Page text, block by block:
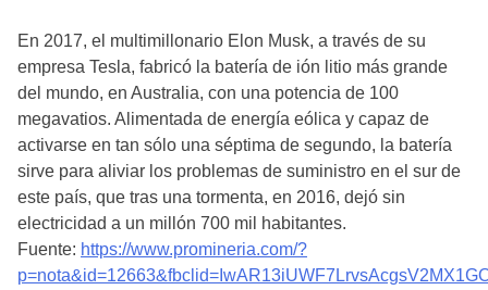
En 2017, el multimillonario Elon Musk, a través de su
empresa Tesla, fabricó la batería de ión litio más grande
del mundo, en Australia, con una potencia de 100
megavatios. Alimentada de energía eólica y capaz de
activarse en tan sólo una séptima de segundo, la batería
sirve para aliviar los problemas de suministro en el sur de
este país, que tras una tormenta, en 2016, dejó sin
electricidad a un millón 700 mil habitantes.
Fuente: https://www.promineria.com/?